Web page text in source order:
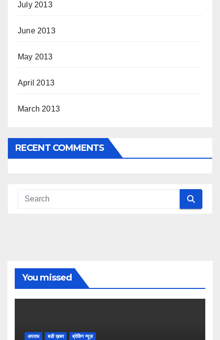
July 2013
June 2013
May 2013
April 2013
March 2013
RECENT COMMENTS
You missed
अपराध बडी ख़बर ब्रेकिंग न्यूज़